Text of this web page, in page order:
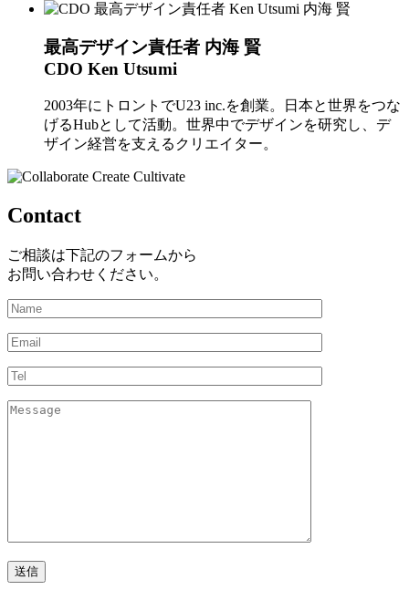
最高デザイン責任者 内海 賢
CDO Ken Utsumi
2003年にトロントでU23 inc.を創業。日本と世界をつな
げるHubとして活動。世界中でデザインを研究し、デ
ザイン経営を支えるクリエイター。
Contact
ご相談は下記のフォームから
お問い合わせください。